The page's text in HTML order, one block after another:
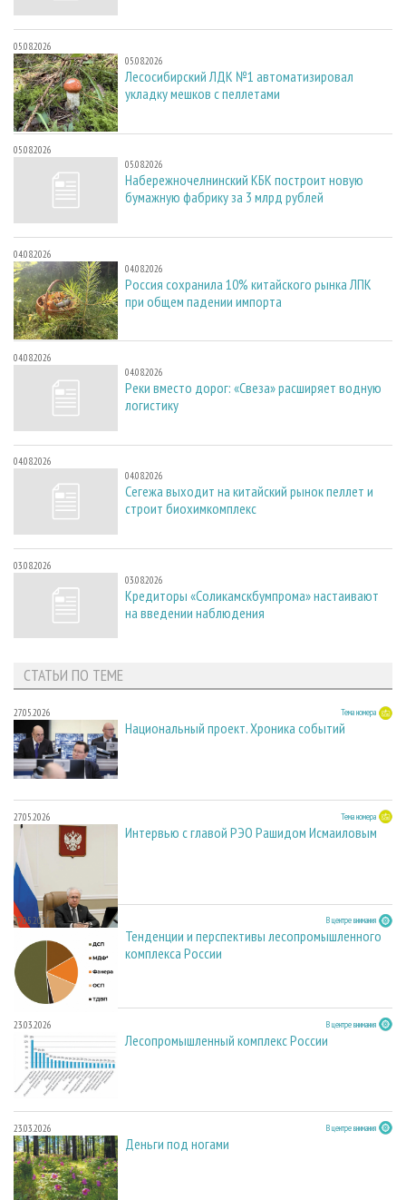
05.08.2026
05.08.2026
Лесосибирский ЛДК №1 автоматизировал
укладку мешков с пеллетами
05.08.2026
05.08.2026
Набережночелнинский КБК построит новую
бумажную фабрику за 3 млрд рублей
04.08.2026
04.08.2026
Россия сохранила 10% китайского рынка ЛПК
при общем падении импорта
04.08.2026
04.08.2026
Реки вместо дорог: «Свеза» расширяет водную
логистику
04.08.2026
04.08.2026
Сегежа выходит на китайский рынок пеллет и
строит биохимкомплекс
03.08.2026
03.08.2026
Кредиторы «Соликамскбумпрома» настаивают
на введении наблюдения
СТАТЬИ ПО ТЕМЕ
27.05.2026 Тема номера
Национальный проект. Хроника событий
27.05.2026 Тема номера
Интервью с главой РЭО Рашидом Исмаиловым
27.05.2026 В центре внимания
Тенденции и перспективы лесопромышленного
комплекса России
23.03.2026 В центре внимания
Лесопромышленный комплекс России
23.03.2026 В центре внимания
Деньги под ногами